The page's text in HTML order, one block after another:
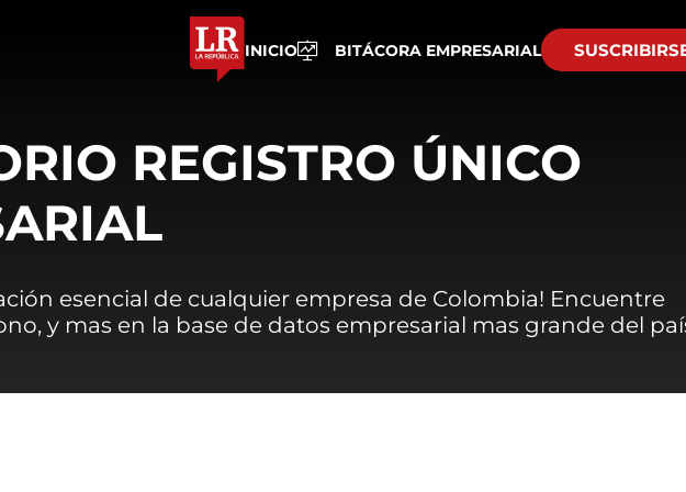
INICIO BITÁCORA EMPRESARIAL
REGISTRO ÚNICO
esencial de cualquier empresa de Colombia! Encuentre
y mas en la base de datos empresarial mas grande del